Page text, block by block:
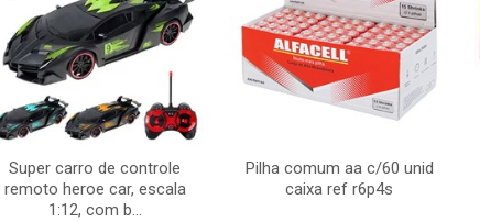
Super carro de controle
remoto heroe car, escala
1:12, com b...
Pilha comum aa c/60 unid
caixa ref r6p4s